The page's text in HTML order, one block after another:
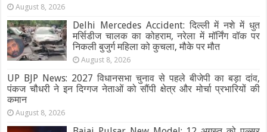
August 8, 2026
Delhi Mercedes Accident: दिल्ली में नशे में धुत
मर्सिडीज चालक का कोहराम, नरेला में मॉर्निंग वॉक पर
निकली बुजुर्ग महिला को कुचला, मौके पर मौत
August 8, 2026
UP BJP News: 2027 विधानसभा चुनाव से पहले बीजेपी का बड़ा दांव,
पंकज चौधरी ने इन दिग्गज नेताओं को सौंपी क्षेत्र और मोर्चा प्रभारियों की
कमान
August 8, 2026